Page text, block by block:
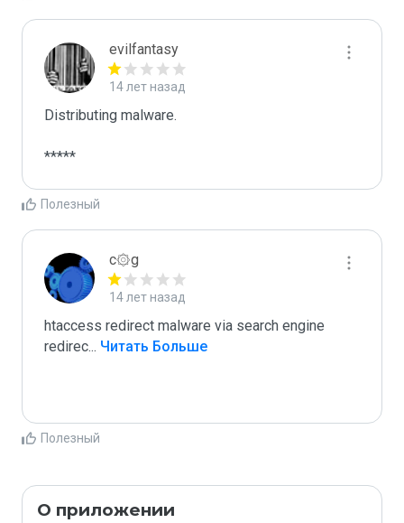
evilfantasy
14 лет назад
Distributing malware.
*****
Полезный
c۞g
14 лет назад
htaccess redirect malware via search engine
redirec... Читать Больше
Полезный
О приложении